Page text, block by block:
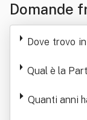
Domande
pping
Dove trovo
di
Qual è la
Quanti anni